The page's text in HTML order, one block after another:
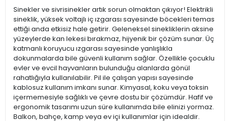
Sinekler ve sivrisinekler artık sorun olmaktan çıkıyor! Elektrikli
sineklik, yüksek voltajlı iç ızgarası sayesinde böcekleri temas
ettiği anda etkisiz hale getirir. Geleneksel sinekliklerin aksine
yüzeylerde kan lekesi bırakmaz, hijyenik bir çözüm sunar. Üç
katmanlı koruyucu ızgarası sayesinde yanlışlıkla
dokunmalarda bile güvenli kullanım sağlar. Özellikle çocuklu
evler ve evcil hayvanların bulunduğu alanlarda gönül
rahatlığıyla kullanılabilir. Pil ile çalışan yapısı sayesinde
kablosuz kullanım imkanı sunar. Kimyasal, koku veya toksin
içermemesiyle sağlıklı ve çevre dostu bir çözümdür. Hafif ve
ergonomik tasarımı uzun süre kullanımda bile elinizi yormaz.
Balkon, bahçe, kamp veya ev içi kullanımlar için idealdir.